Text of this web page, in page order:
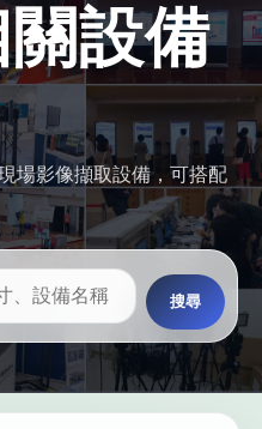
設備
場影像擷取設備，可搭配
搜尋